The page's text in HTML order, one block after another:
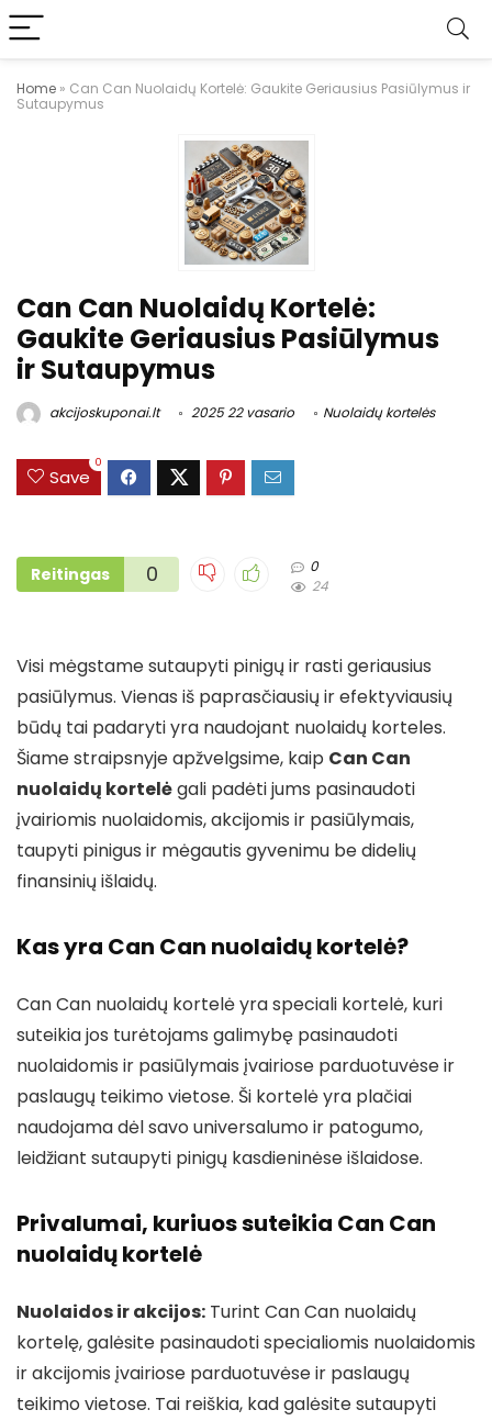
Home » Can Can Nuolaidų Kortelė: Gaukite Geriausius Pasiūlymus ir
Sutaupymus
Can Can Nuolaidų Kortelė:
Gaukite Geriausius Pasiūlymus
ir Sutaupymus
akcijoskuponai.lt 2025 22 vasario Nuolaidų kortelės
Save
0
Reitingas 0
0
24
Visi mėgstame sutaupyti pinigų ir rasti geriausius
pasiūlymus. Vienas iš paprasčiausių ir efektyviausių
būdų tai padaryti yra naudojant nuolaidų korteles.
Šiame straipsnyje apžvelgsime, kaip Can Can
nuolaidų kortelėgali padėti jums pasinaudoti
įvairiomis nuolaidomis, akcijomis ir pasiūlymais,
taupyti pinigus ir mėgautis gyvenimu be didelių
finansinių išlaidų.
Kas yra Can Can nuolaidų kortelė?
Can Can nuolaidų kortelė yra speciali kortelė, kuri
suteikia jos turėtojams galimybę pasinaudoti
nuolaidomis ir pasiūlymais įvairiose parduotuvėse ir
paslaugų teikimo vietose. Ši kortelė yra plačiai
naudojama dėl savo universalumo ir patogumo,
leidžiant sutaupyti pinigų kasdieninėse išlaidose.
Privalumai, kuriuos suteikia Can Can
nuolaidų kortelė
Nuolaidos ir akcijos: Turint Can Can nuolaidų
kortelę, galėsite pasinaudoti specialiomis nuolaidomis
ir akcijomis įvairiose parduotuvėse ir paslaugų
teikimo vietose. Tai reiškia, kad galėsite sutaupyti